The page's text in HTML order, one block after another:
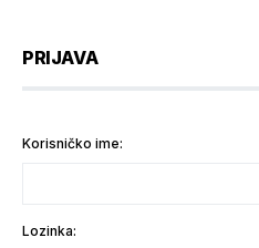
PRIJAVA
Korisničko ime:
Lozinka: